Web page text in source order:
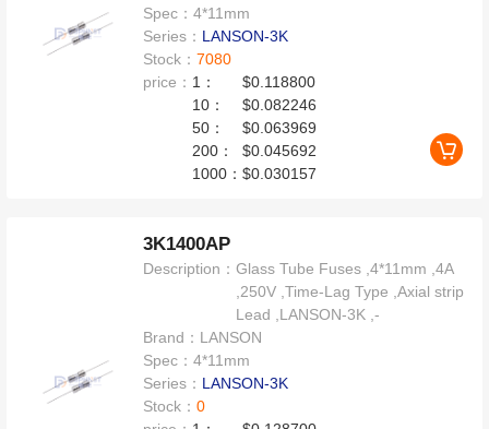
Spec：4*11mm
Series： LANSON-3K
Stock：7080
price： 1：
$0.118800
10：
$0.082246
50：
$0.063969
200：
$0.045692
1000：$0.030157
3K1400AP
Description：Glass Tube Fuses ,4*11mm ,4A
,250V ,Time-Lag Type ,Axial strip
Lead ,LANSON-3K ,-
Brand： LANSON
Spec：4*11mm
Series： LANSON-3K
Stock：0